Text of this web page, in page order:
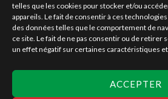
telles que les cookies pour stocker et/ou
appareils. Le fait de consentir à ces
des données telles que le comportement de
ce site. Le fait de ne pas consentir ou de retirer
un effet négatif sur certaines caractéristiques
ACCEPTER
FOLLOW US
TOP